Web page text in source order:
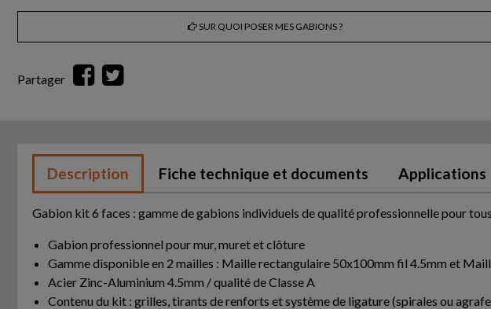
SUR QUOI POSER MES GABIONS ?
Partager
Description Fiche technique et documents Applications
Gabion kit 6 faces : gamme de gabions individuels de qualité professionnelle pour
Gabion professionnel pour mur, muret et clôture
Gamme disponible en 2 mailles : Maille rectangulaire 50x100mm fil 4.5mm et
Acier Zinc-Aluminium 4.5mm / qualité de Classe A
Contenu du kit : grilles, tirants de renforts et système de ligature (spirales ou